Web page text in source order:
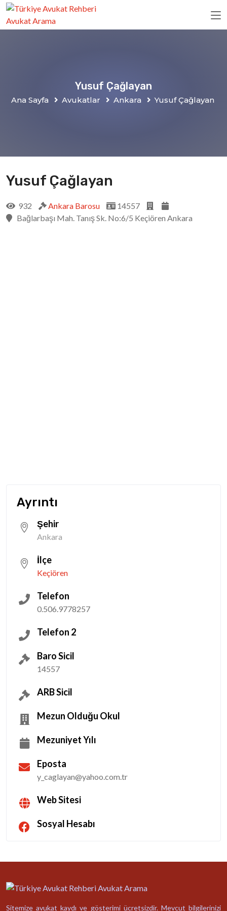
Yusuf Çağlayan
Ana Sayfa Avukatlar Ankara Yusuf Çağlayan
Yusuf Çağlayan
932 Ankara Barosu
14557
Bağlarbaşı Mah. Tanış Sk. No:6/5 Keçiören Ankara
Ayrıntı
Şehir
Ankara
İlçe
Keçiören
Telefon
0.506.9778257
Telefon 2
Baro Sicil
14557
ARB Sicil
Mezun Olduğu Okul
Mezuniyet Yılı
Eposta
y_caglayan@yahoo.com.tr
Web Sitesi
Sosyal Hesabı
Sitemize avukat kaydı ve gösterimi ücretsizdir. Mevcut bilgilerinizi